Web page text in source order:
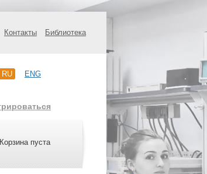
Контакты Библиотека
RU ENG
Корзина пуста